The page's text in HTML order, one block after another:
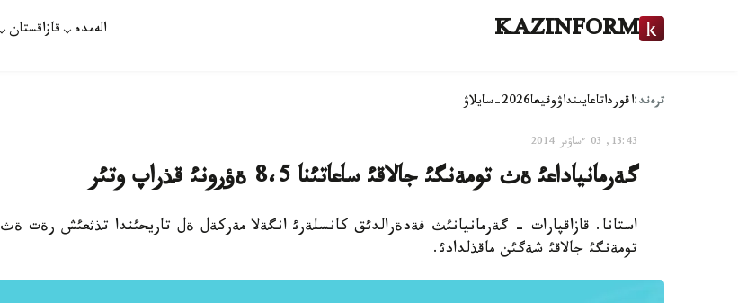
KAZINFORM الەمدە قازاقستان
ترەند:اقورداتاعايىنداۋوقيعا2026-سايلاۋ
13:43, 03 ءساۋىر 2014
گةرمانياداعئ ةث تومةنگئ جالاقئ ساعاتئنا 8،5 ةؤرونئ قذراپ وتئر
استانا. قازاقپارات - گةرمانيانئث فةدةرالدئق كانسلةرئ انگةلا مةركةل ةل تاريحئندا تذثعئش رةت ةث
تومةنگئ جالاقئ شةگئن ماقذلدادئ.